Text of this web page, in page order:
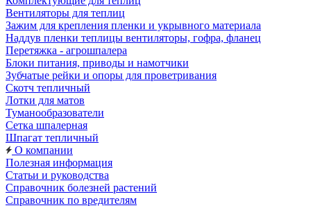
Вентиляторы для теплиц
Зажим для крепления пленки и укрывного материала
Наддув пленки теплицы вентиляторы, гофра, фланец
Перетяжка - агрошпалера
Блоки питания, приводы и намотчики
Зубчатые рейки и опоры для проветривания
Скотч тепличный
Лотки для матов
Туманообразователи
Сетка шпалерная
Шпагат тепличный
О компании
Полезная информация
Статьи и руководства
Справочник болезней растений
Справочник по вредителям